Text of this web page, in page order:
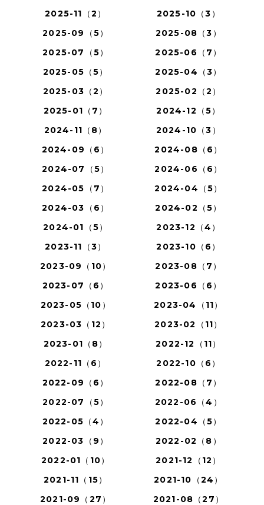
2025-11（2）
2025-10（3）
2025-09（5）
2025-08（3）
2025-07（5）
2025-06（7）
2025-05（5）
2025-04（3）
2025-03（2）
2025-02（2）
2025-01（7）
2024-12（5）
2024-11（8）
2024-10（3）
2024-09（6）
2024-08（6）
2024-07（5）
2024-06（6）
2024-05（7）
2024-04（5）
2024-03（6）
2024-02（5）
2024-01（5）
2023-12（4）
2023-11（3）
2023-10（6）
2023-09（10）
2023-08（7）
2023-07（6）
2023-06（6）
2023-05（10）
2023-04（11）
2023-03（12）
2023-02（11）
2023-01（8）
2022-12（11）
2022-11（6）
2022-10（6）
2022-09（6）
2022-08（7）
2022-07（5）
2022-06（4）
2022-05（4）
2022-04（5）
2022-03（9）
2022-02（8）
2022-01（10）
2021-12（12）
2021-11（15）
2021-10（24）
2021-09（27）
2021-08（27）